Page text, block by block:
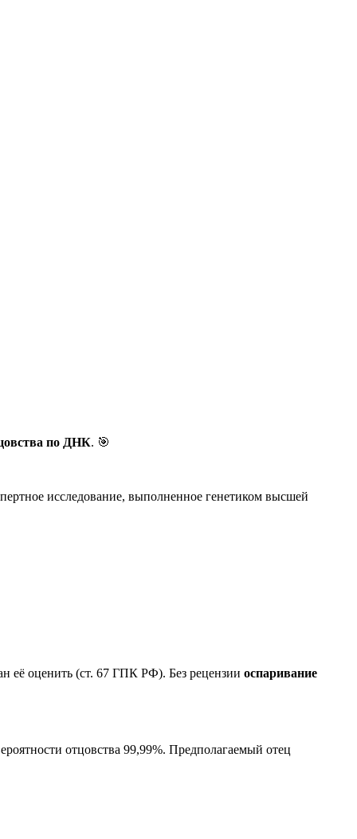
по ДНК. 🎯
исследование, выполненное генетиком высшей
её оценить (ст. 67 ГПК РФ). Без рецензии оспаривание
отцовства 99,99%. Предполагаемый отец